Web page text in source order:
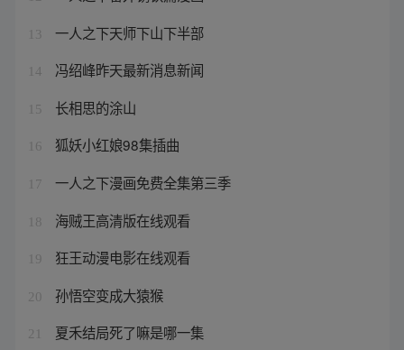
13 一人之下天师下山下半部
14 冯绍峰昨天最新消息新闻
15 长相思的涂山
16 狐妖小红娘98集插曲
17 一人之下漫画免费全集第三季
18 海贼王高清版在线观看
19 狂王动漫电影在线观看
20 孙悟空变成大猿猴
21 夏禾结局死了嘛是哪一集